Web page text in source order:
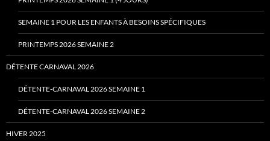
SEMAINE 1 POUR LES ENFANTS À BESOINS SPÉCIFIQUES
PRINTEMPS 2026 SEMAINE 2
DÉTENTE CARNAVAL 2026
DÉTENTE-CARNAVAL 2026 SEMAINE 1
DÉTENTE-CARNAVAL 2026 SEMAINE 2
HIVER 2025